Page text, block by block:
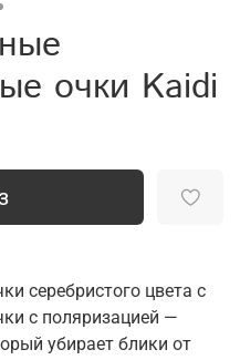
очки Kaidi
серебристого цвета с
с поляризацией —
убирает блики от